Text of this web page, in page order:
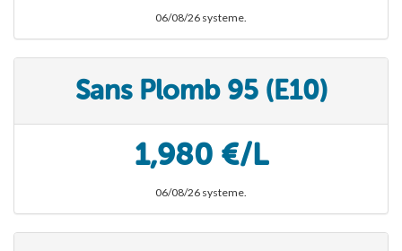
06/08/26 systeme.
Sans Plomb 95 (E10)
1,980 €/L
06/08/26 systeme.